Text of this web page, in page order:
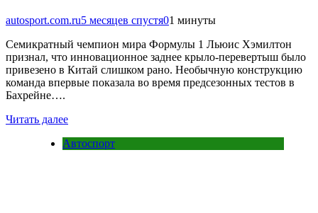
autosport.com.ru5 месяцев спустя01 минуты
Семикратный чемпион мира Формулы 1 Льюис Хэмилтон
признал, что инновационное заднее крыло-перевертыш было
привезено в Китай слишком рано. Необычную конструкцию
команда впервые показала во время предсезонных тестов в
Бахрейне….
Читать далее
Автоспорт